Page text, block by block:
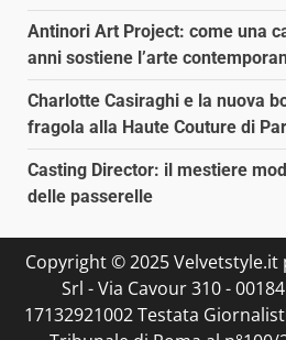
Antinori Art Project: come una
anni sostiene l’arte
Charlotte Casiraghi e la nuova
fragola alla Haute Couture di
Casting Director: il mestiere
delle passerelle
Copyright © 2025 Velvetstyle.it
Srl - Via Cavour 310 -
17132921002 Testata